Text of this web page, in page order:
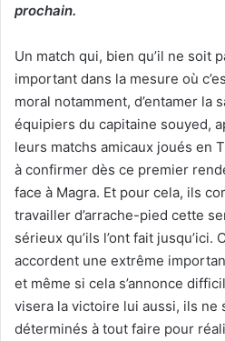
prochain.
Un match qui, bien qu’il ne soit
important dans la mesure où
moral notamment, d’entamer la
équipiers du capitaine souyed,
leurs matchs amicaux joués en
à confirmer dès ce premier
face à Magra. Et pour cela, ils
travailler d’arrache-pied cette
sérieux qu’ils l’ont fait jusqu’ici.
accordent une extrême
et même si cela s’annonce
visera la victoire lui aussi, ils ne
déterminés à tout faire pour